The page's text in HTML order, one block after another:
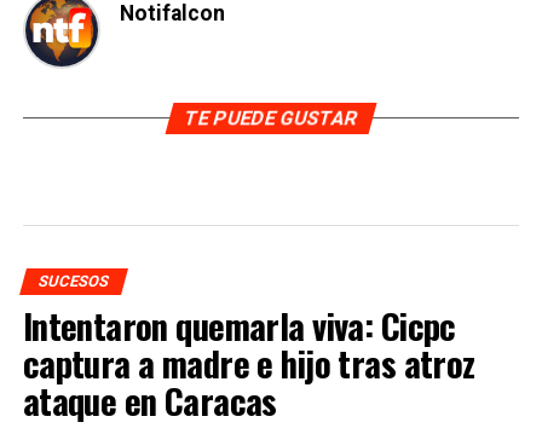
Notifalcon
TE PUEDE GUSTAR
SUCESOS
Intentaron quemarla viva: Cicpc
captura a madre e hijo tras atroz
ataque en Caracas